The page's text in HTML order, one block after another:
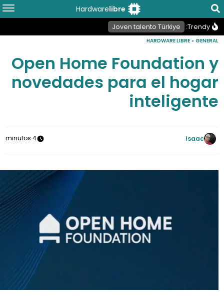
Hardwarelibre
Trendy:
Joven talento Türkiye
HARDWARE LIBRE» GENERAL
Open Home Foundation y
novedades para el hogar
inteligente
Isaac
4 minutos